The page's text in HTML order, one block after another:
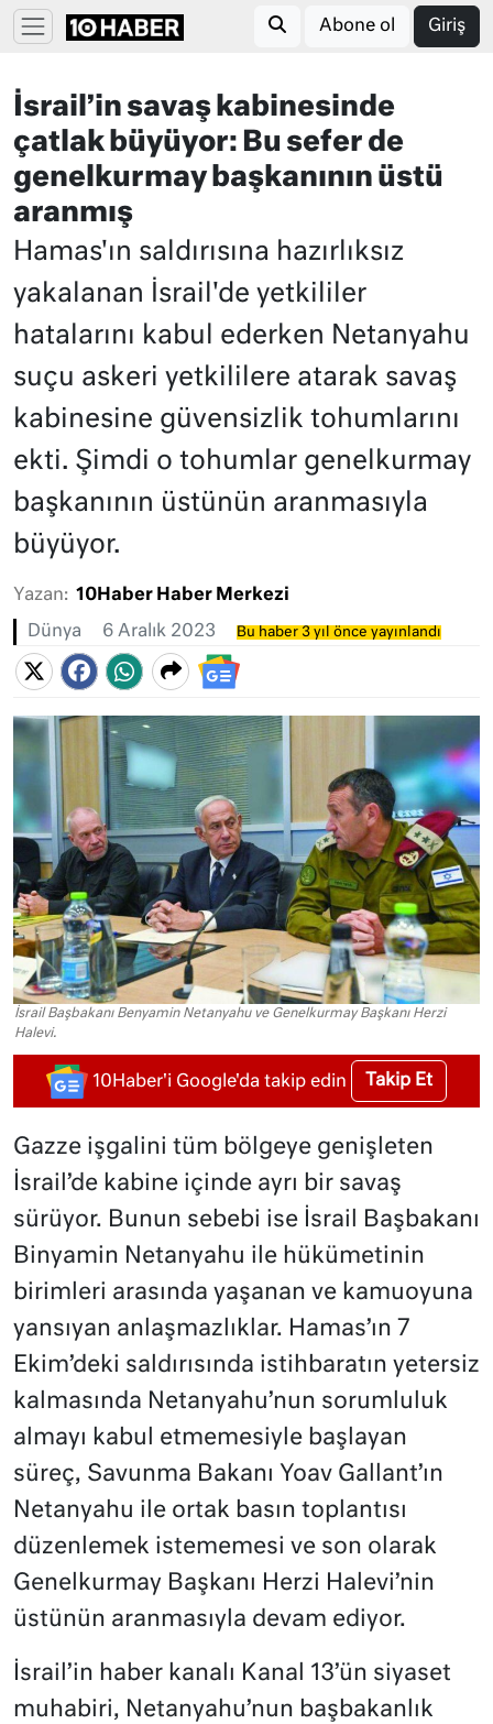
Abone ol Giriş
İsrail’in savaş kabinesinde
çatlak büyüyor: Bu sefer de
genelkurmay başkanının üstü
aranmış
Hamas'ın saldırısına hazırlıksız
yakalanan İsrail'de yetkililer
hatalarını kabul ederken Netanyahu
suçu askeri yetkililere atarak savaş
kabinesine güvensizlik tohumlarını
ekti. Şimdi o tohumlar genelkurmay
başkanının üstünün aranmasıyla
büyüyor.
Yazan: 10Haber Haber Merkezi
Dünya 6 Aralık 2023 Bu haber 3 yıl önce yayınlandı
İsrail Başbakanı Benyamin Netanyahu ve Genelkurmay Başkanı Herzi
Halevi.
10Haber'i Google'da takip edin Takip Et
Gazze işgalini tüm bölgeye genişleten
İsrail’de kabine içinde ayrı bir savaş
sürüyor. Bunun sebebi ise İsrail Başbakanı
Binyamin Netanyahu ile hükümetinin
birimleri arasında yaşanan ve kamuoyuna
yansıyan anlaşmazlıklar. Hamas’ın 7
Ekim’deki saldırısında istihbaratın yetersiz
kalmasında Netanyahu’nun sorumluluk
almayı kabul etmemesiyle başlayan
süreç, Savunma Bakanı Yoav Gallant’ın
Netanyahu ile ortak basın toplantısı
düzenlemek istememesi ve son olarak
Genelkurmay Başkanı Herzi Halevi’nin
üstünün aranmasıyla devam ediyor.
İsrail’in haber kanalı Kanal 13’ün siyaset
muhabiri, Netanyahu’nun başbakanlık